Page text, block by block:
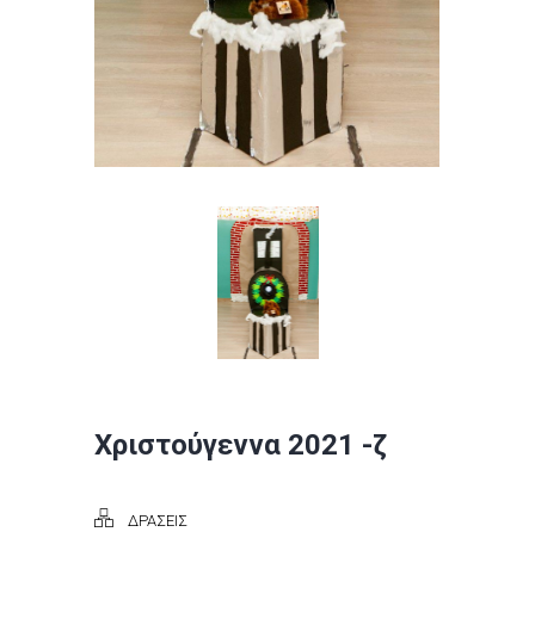
Χριστούγεννα 2021 -ζ
ΔΡΑΣΕΙΣ